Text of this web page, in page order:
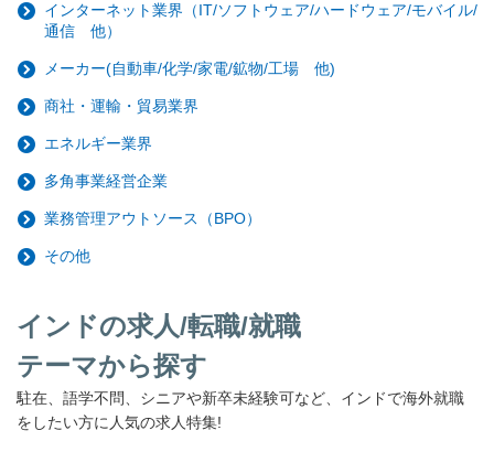
インターネット業界（IT/ソフトウェア/ハードウェア/モバイル/
通信 他）
メーカー(自動車/化学/家電/鉱物/工場 他)
商社・運輸・貿易業界
エネルギー業界
多角事業経営企業
業務管理アウトソース（BPO）
その他
インドの求人/転職/就職
テーマから探す
駐在、語学不問、シニアや新卒未経験可など、インドで海外就職
をしたい方に人気の求人特集!